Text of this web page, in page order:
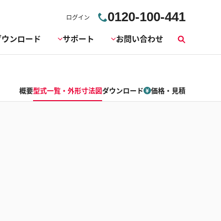
ログイン 0120-100-441
ンロード サポート お問い合わせ
索
概要型式一覧・外形寸法図ダウンロード 価格・見積